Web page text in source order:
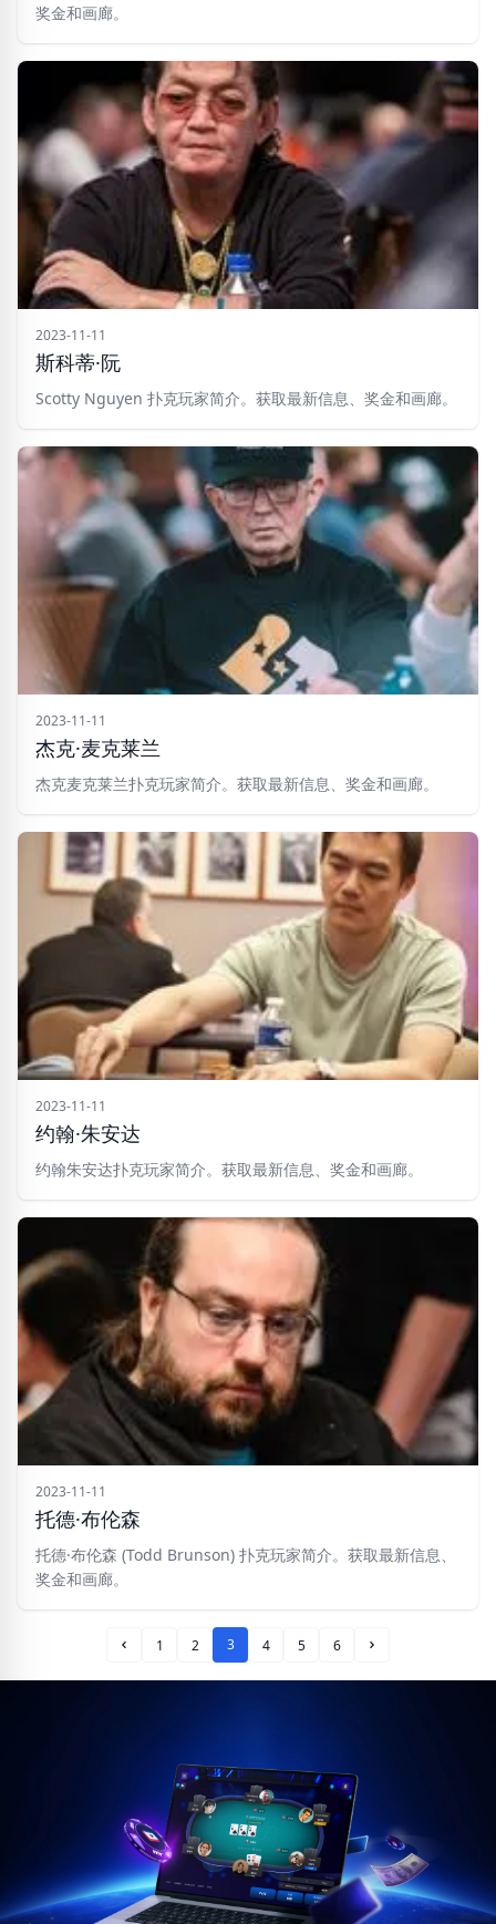
奖金和画廊。
2023-11-11
斯科蒂·阮
Scotty Nguyen 扑克玩家简介。获取最新信息、奖金和画廊。
2023-11-11
杰克·麦克莱兰
杰克麦克莱兰扑克玩家简介。获取最新信息、奖金和画廊。
2023-11-11
约翰·朱安达
约翰朱安达扑克玩家简介。获取最新信息、奖金和画廊。
2023-11-11
托德·布伦森
托德·布伦森 (Todd Brunson) 扑克玩家简介。获取最新信息、
奖金和画廊。
Prev Page
1 2 3 4 5 6 Next Page